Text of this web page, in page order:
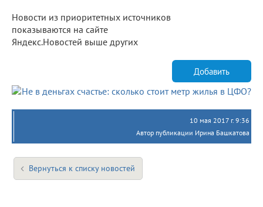
Новости из приоритетных источников
показываются на сайте
Яндекс.Новостей выше других
Добавить
10 мая 2017 г. 9:36
Автор публикации Ирина Башкатова
Вернуться к списку новостей